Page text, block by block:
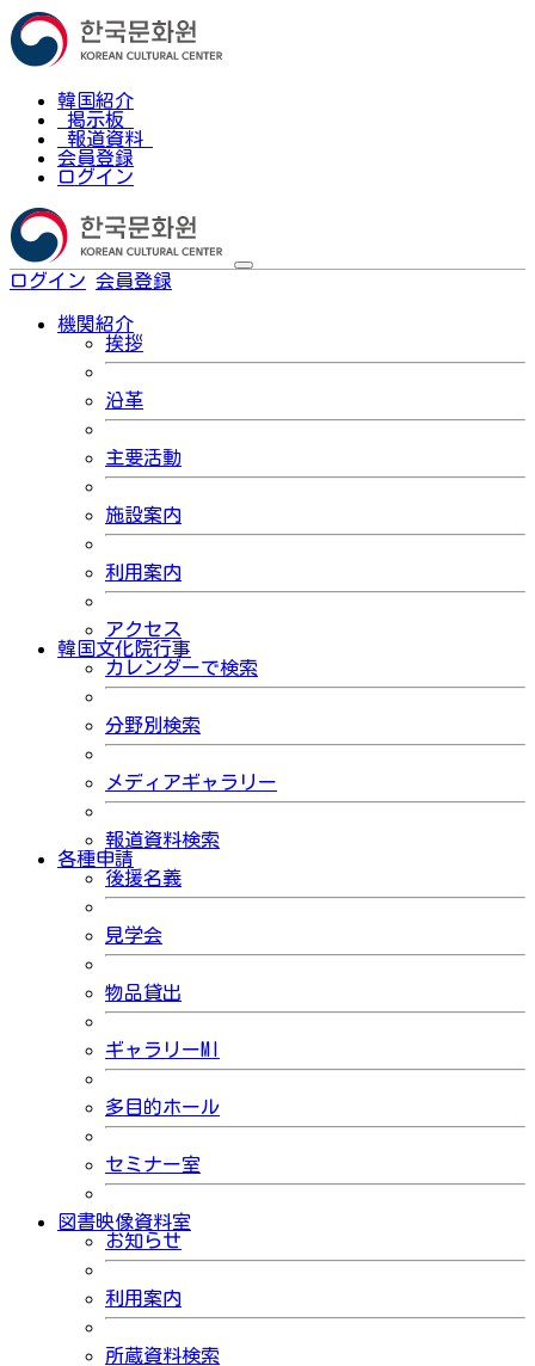
韓国紹介
掲示板
報道資料
会員登録
ログイン
ログイン 会員登録
機関紹介
挨拶
沿革
主要活動
施設案内
利用案内
アクセス
韓国文化院行事
カレンダーで検索
分野別検索
メディアギャラリー
報道資料検索
各種申請
後援名義
見学会
物品貸出
ギャラリーMI
多目的ホール
セミナー室
図書映像資料室
お知らせ
利用案内
所蔵資料検索